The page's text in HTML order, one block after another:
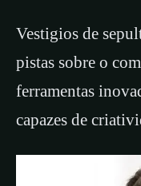
Vestigios de
pistas sobre o
ferramentas
capazes de